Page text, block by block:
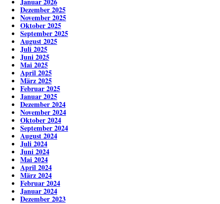
Dezember 2025
November 2025
Oktober 2025
September 2025
August 2025
Juli 2025
Juni 2025
Mai 2025
April 2025
März 2025
Februar 2025
Januar 2025
Dezember 2024
November 2024
Oktober 2024
September 2024
August 2024
Juli 2024
Juni 2024
Mai 2024
April 2024
März 2024
Februar 2024
Januar 2024
Dezember 2023